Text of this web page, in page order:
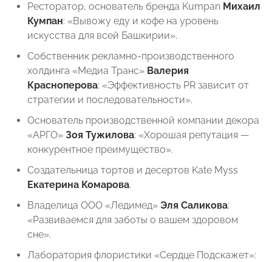
Ресторатор, основатель бренда Kumpan Михаил
Кумпан: «Вывожу еду и кофе на уровень
искусства для всей Башкирии».
Собственник рекламно-производственного
холдинга «Медиа Транс» Валерия
Красноперова: «Эффективность PR зависит от
стратегии и последовательности».
Основатель производственной компании декора
«АРГО» Зоя Тужилова: «Хорошая репутация —
конкурентное преимущество».
Создательница тортов и десертов Kate Myss
Екатерина Комарова.
Владелица ООО «Ледимед» Эля Саликова:
«Развиваемся для заботы о вашем здоровом
сне».
Лаборатория флористики «Сердце Подскажет»: